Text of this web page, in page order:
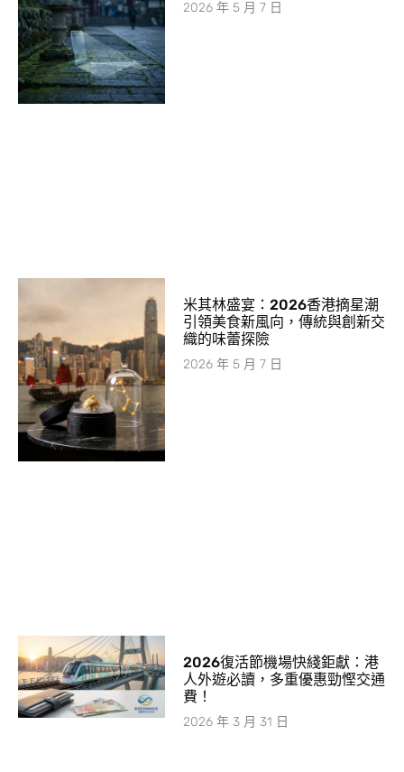
2026 年 5 月 7 日
米其林盛宴：2026香港摘星潮
引領美食新風向，傳統與創新交
織的味蕾探險
2026 年 5 月 7 日
2026復活節機場快綫鉅獻：港
人外遊必讀，多重優惠勁慳交通
費！
2026 年 3 月 31 日